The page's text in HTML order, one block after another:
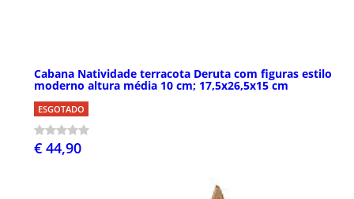
Cabana Natividade terracota Deruta com figuras estilo
moderno altura média 10 cm; 17,5x26,5x15 cm
ESGOTADO
€ 44,90